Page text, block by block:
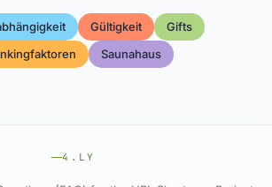
Gültigkeit
Gifts
Saunahaus
4.LY